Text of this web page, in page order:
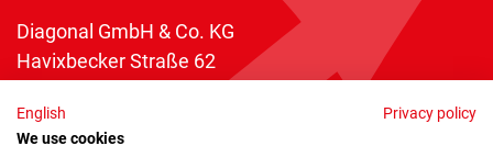
Diagonal GmbH & Co. KG
Havixbecker Straße 62
Telefon:+49 2534 970 216
English
Privacy policy
We use cookies